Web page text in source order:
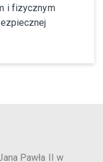
i fizycznym
Pawła II w